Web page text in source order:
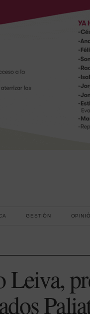
GESTIÓN
Leiva,